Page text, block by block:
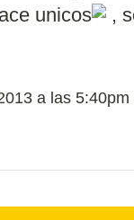
unicos
,
a las